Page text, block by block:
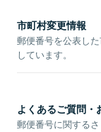
市町村変更情報
郵便番号を公表し
しています。
よくあるご質問・
郵便番号に関する